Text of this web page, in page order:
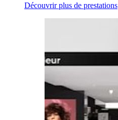
Découvrir plus de prestations